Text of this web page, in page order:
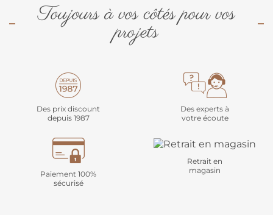
Toujours à vos côtés pour vos
projets
Des prix discount
depuis 1987
Des experts à
votre écoute
Paiement 100%
sécurisé
Retrait en
magasin